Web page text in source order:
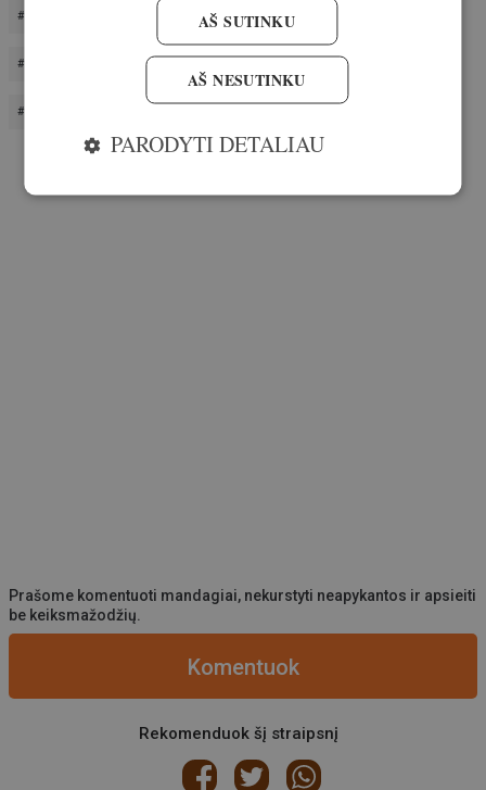
APLINKOS APSAUGOS AGENTŪRA
LEIDIMAS LAIKYTI NELAISVĖJE LAUKINIUS GYVŪNUS
Prašome komentuoti mandagiai, nekurstyti neapykantos ir apsieiti
be keiksmažodžių.
Komentuok
Rekomenduok šį straipsnį
AŠ SUTINKU
AŠ NESUTINKU
PARODYTI DETALIAU